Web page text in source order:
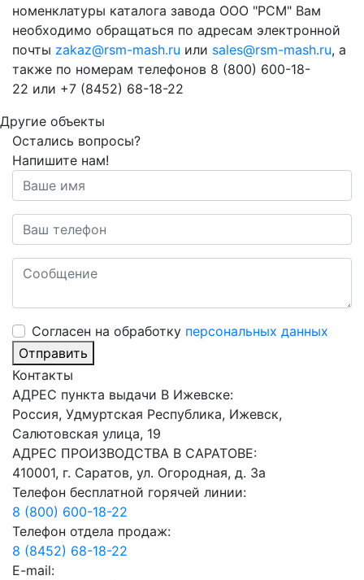
номенклатуры каталога завода ООО "РСМ" Вам
необходимо обращаться по адресам электронной
почты zakaz@rsm-mash.ru или sales@rsm-mash.ru, а
также по номерам телефонов 8 (800) 600-18-
22 или +7 (8452) 68-18-22
Другие объекты
Остались вопросы?
Напишите нам!
Cогласен на обработку персональных данных
Отправить
Контакты
АДРЕС пункта выдачи В Ижевске:
Россия, Удмуртская Республика, Ижевск,
Салютовская улица, 19
АДРЕС ПРОИЗВОДСТВА В САРАТОВЕ:
410001, г. Саратов, ул. Огородная, д. 3а
Телефон бесплатной горячей линии:
8 (800) 600-18-22
Телефон отдела продаж:
8 (8452) 68-18-22
E-mail: